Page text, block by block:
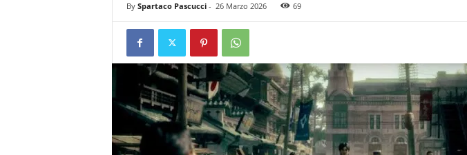
By Spartaco Pascucci- 26 Marzo 2026 69